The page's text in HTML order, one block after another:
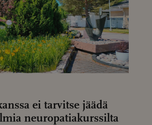
ei tarvitse jäädä
neuropatiakurssilta